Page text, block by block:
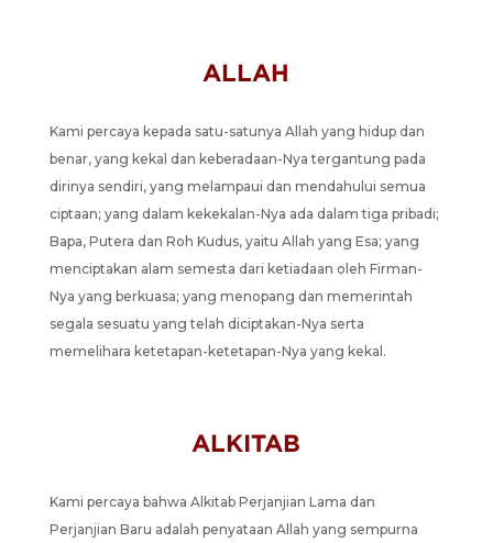
ALLAH
Kami percaya kepada satu-satunya Allah yang hidup dan
benar, yang kekal dan keberadaan-Nya tergantung pada
dirinya sendiri, yang melampaui dan mendahului semua
ciptaan; yang dalam kekekalan-Nya ada dalam tiga pribadi;
Bapa, Putera dan Roh Kudus, yaitu Allah yang Esa; yang
menciptakan alam semesta dari ketiadaan oleh Firman-
Nya yang berkuasa; yang menopang dan memerintah
segala sesuatu yang telah diciptakan-Nya serta
memelihara ketetapan-ketetapan-Nya yang kekal.
ALKITAB
Kami percaya bahwa Alkitab Perjanjian Lama dan
Perjanjian Baru adalah penyataan Allah yang sempurna